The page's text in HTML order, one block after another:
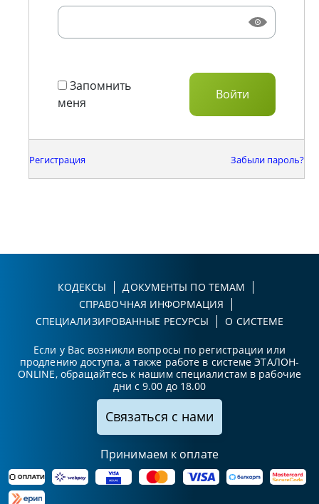
Запомнить
меня
Регистрация Забыли пароль?
КОДЕКСЫ
ДОКУМЕНТЫ ПО ТЕМАМ
СПРАВОЧНАЯ ИНФОРМАЦИЯ
СПЕЦИАЛИЗИРОВАННЫЕ РЕСУРСЫ
О СИСТЕМЕ
Если у Вас возникли вопросы по регистрации или
продлению доступа, а также работе в системе ЭТАЛОН-
ONLINE, обращайтесь к нашим специалистам в рабочие
дни с 9.00 до 18.00
Связаться с нами
Принимаем к оплате